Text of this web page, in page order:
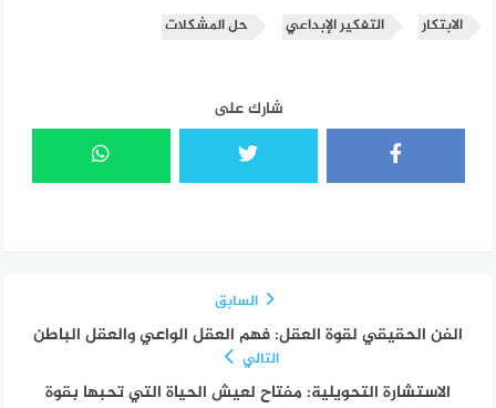
الابتكار التفكير الإبداعي حل المشكلات
شارك على
السابق
الفن الحقيقي لقوة العقل: فهم العقل الواعي والعقل الباطن
التالي
الاستشارة التحويلية: مفتاح لعيش الحياة التي تحبها بقوة